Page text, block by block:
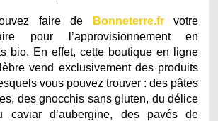
faire de Bonneterre.frvotre
pour l’approvisionnement en
bio. En effet, cette boutique en ligne
vend exclusivement des produits
vous pouvez trouver : des pâtes
des gnocchis sans gluten, du délice
caviar d’aubergine, des pavés de